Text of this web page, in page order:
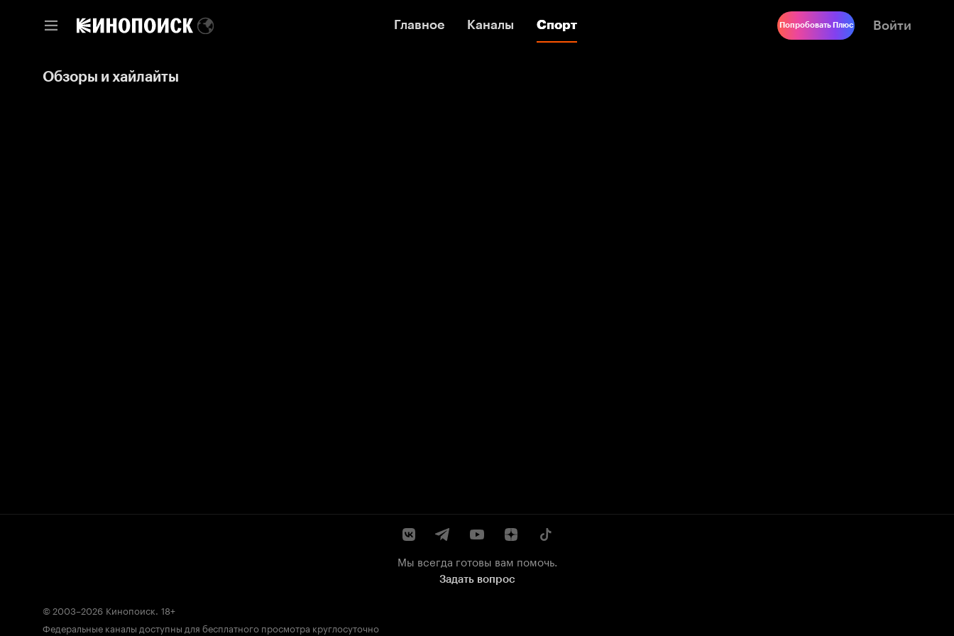
Главное Каналы Спорт
Главное Каналы Спорт Попробовать Плюс Войти
Обзоры и хайлайты
Мы всегда готовы вам помочь.
Задать вопрос
© 2003–2026 Кинопоиск. 18+
Федеральные каналы доступны для бесплатного просмотра круглосуточно